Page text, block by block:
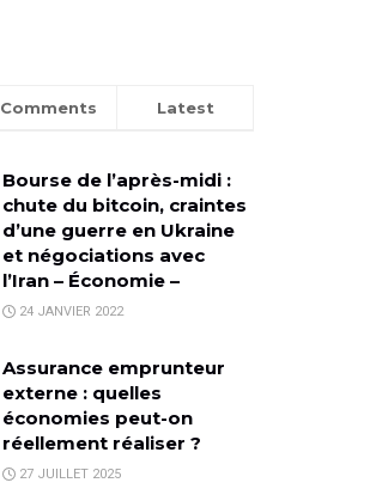
Comments Latest
Bourse de l’après-midi :
chute du bitcoin, craintes
d’une guerre en Ukraine
et négociations avec
l’Iran – Économie –
24 JANVIER 2022
Assurance emprunteur
externe : quelles
économies peut-on
réellement réaliser ?
27 JUILLET 2025